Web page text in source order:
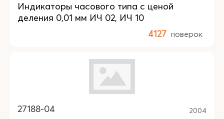
Индикаторы часового типа с ценой
деления 0,01 мм ИЧ 02, ИЧ 10
4127 поверок
27188-04 2004